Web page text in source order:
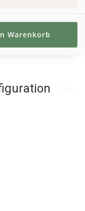
Warenkorb